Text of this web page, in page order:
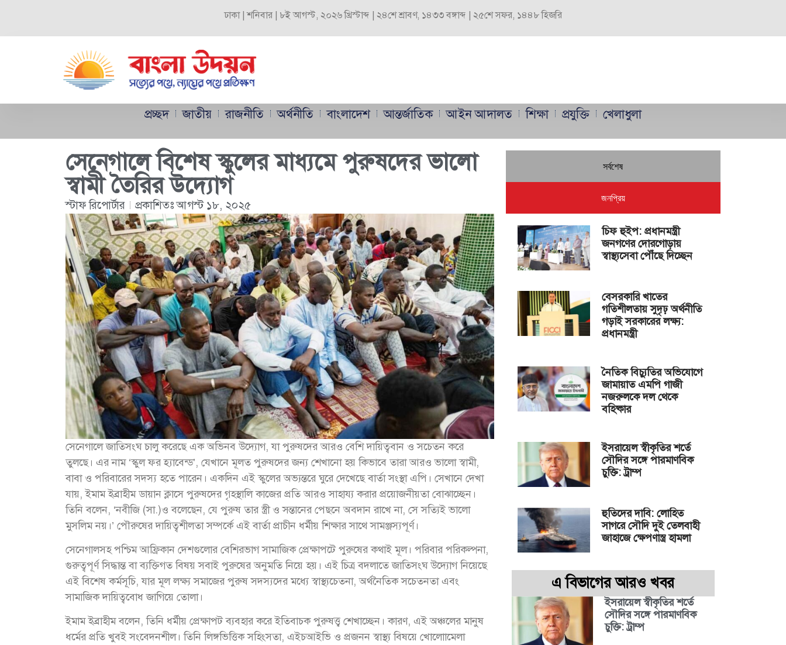
ঢাকা | শনিবার | ৮ই আগস্ট, ২০২৬ খ্রিস্টাব্দ | ২৪শে শ্রাবণ, ১৪৩৩ বঙ্গাব্দ | ২৫শে সফর, ১৪৪৮ হিজরি
প্রচ্ছদ জাতীয় রাজনীতি অর্থনীতি বাংলাদেশ আন্তর্জাতিক আইন আদালত শিক্ষা প্রযুক্তি খেলাধুলা
সেনেগালে বিশেষ স্কুলের মাধ্যমে পুরুষদের ভালো
স্বামী তৈরির উদ্যোগ
স্টাফ রিপোর্টার প্রকাশিতঃআগস্ট ১৮, ২০২৫
সেনেগালে জাতিসংঘ চালু করেছে এক অভিনব উদ্যোগ, যা পুরুষদের আরও বেশি দায়িত্ববান ও সচেতন করে
তুলছে। এর নাম ‘স্কুল ফর হ্যাবেন্ড’, যেখানে মূলত পুরুষদের জন্য শেখানো হয় কিভাবে তারা আরও ভালো স্বামী,
বাবা ও পরিবারের সদস্য হতে পারেন। একদিন এই স্কুলের অভ্যন্তরে ঘুরে দেখেছে বার্তা সংস্থা এপি। সেখানে দেখা
যায়, ইমাম ইব্রাহীম ডায়ান ক্লাসে পুরুষদের গৃহস্থালি কাজের প্রতি আরও সাহায্য করার প্রয়োজনীয়তা বোঝাচ্ছেন।
তিনি বলেন, ‘নবীজি (সা.)ও বলেছেন, যে পুরুষ তার স্ত্রী ও সন্তানের পেছনে অবদান রাখে না, সে সত্যিই ভালো
মুসলিম নয়।’ পৌরুষের দায়িত্বশীলতা সম্পর্কে এই বার্তা প্রাচীন ধর্মীয় শিক্ষার সাথে সামঞ্জস্যপূর্ণ।
সেনেগালসহ পশ্চিম আফ্রিকান দেশগুলোর বেশিরভাগ সামাজিক প্রেক্ষাপটে পুরুষের কথাই মূল। পরিবার পরিকল্পনা,
গুরুত্বপূর্ণ সিদ্ধান্ত বা ব্যক্তিগত বিষয় সবাই পুরুষের অনুমতি নিয়ে হয়। এই চিত্র বদলাতে জাতিসংঘ উদ্যোগ নিয়েছে
এই বিশেষ কর্মসূচি, যার মূল লক্ষ্য সমাজের পুরুষ সদস্যদের মধ্যে স্বাস্থ্যচেতনা, অর্থনৈতিক সচেতনতা এবং
সামাজিক দায়িত্ববোধ জাগিয়ে তোলা।
ইমাম ইব্রাহীম বলেন, তিনি ধর্মীয় প্রেক্ষাপট ব্যবহার করে ইতিবাচক পুরুষত্ত্ব শেখাচ্ছেন। কারণ, এই অঞ্চলের মানুষ
ধর্মের প্রতি খুবই সংবেদনশীল। তিনি লিঙ্গভিত্তিক সহিংসতা, এইচআইভি ও প্রজনন স্বাস্থ্য বিষয়ে খোলোামেলা
সর্বশেষ
জনপ্রিয়
চিফ হুইপ: প্রধানমন্ত্রী
জনগণের দোরগোড়ায়
স্বাস্থ্যসেবা পৌঁছে দিচ্ছেন
বেসরকারি খাতের
গতিশীলতায় সুদৃঢ় অর্থনীতি
গড়াই সরকারের লক্ষ্য:
প্রধানমন্ত্রী
নৈতিক বিচ্যুতির অভিযোগে
জামায়াত এমপি গাজী
নজরুলকে দল থেকে
বহিষ্কার
ইসরায়েল স্বীকৃতির শর্তে
সৌদির সঙ্গে পারমাণবিক
চুক্তি: ট্রাম্প
হুতিদের দাবি: লোহিত
সাগরে সৌদি দুই তেলবাহী
জাহাজে ক্ষেপণাস্ত্র হামলা
এ বিভাগের আরও খবর
ইসরায়েল স্বীকৃতির শর্তে
সৌদির সঙ্গে পারমাণবিক
চুক্তি: ট্রাম্প